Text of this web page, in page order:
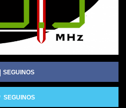
SEGUINOS
SEGUINOS